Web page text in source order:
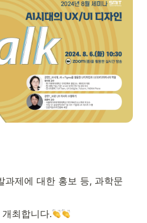
과제에 대한 홍보 등, 과학문
최합니다.